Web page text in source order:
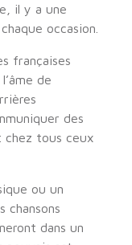
il y a une
occasion.
françaises
de
des
chez tous ceux
ou un
chansons
dans un